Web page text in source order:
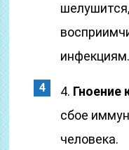
инфекциям.
4. Гноение
сбое
человека.